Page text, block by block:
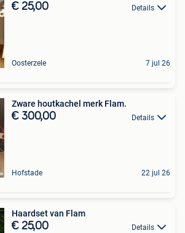
€ 25,00 Details
Oosterzele 7 jul 26
Zware houtkachel merk Flam.
€ 300,00 Details
Hofstade 22 jul 26
Haardset van Flam
€ 25,00 Details